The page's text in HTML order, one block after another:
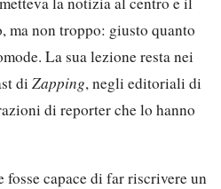
ma non troppo: giusto quanto
La sua lezione resta nei
di Zapping, negli editoriali di
di reporter che lo hanno
capace di far riscrivere un